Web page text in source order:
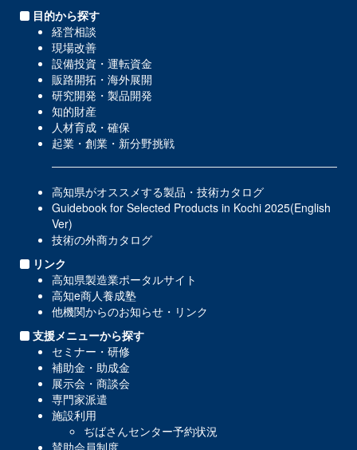
目的から探す
経営相談
現場改善
設備投資・運転資金
販路開拓・海外展開
研究開発・製品開発
知的財産
人材育成・確保
起業・創業・新分野挑戦
高知県がオススメする製品・技術カタログ
Guidebook for Selected Products in Kochi 2025(English
Ver)
技術の外商カタログ
リンク
高知県製造業ポータルサイト
高知e商人養成塾
他機関からのお知らせ・リンク
支援メニューから探す
セミナー・研修
補助金・助成金
展示会・商談会
専門家派遣
施設利用
ぢばさんセンター予約状況
賛助会員制度